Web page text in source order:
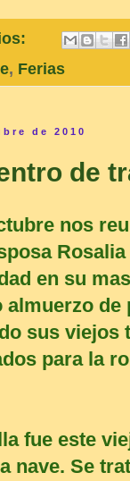
, Ferias
de 2010
de
nos
en su
sus viejos
para la
fue este
nave. Se